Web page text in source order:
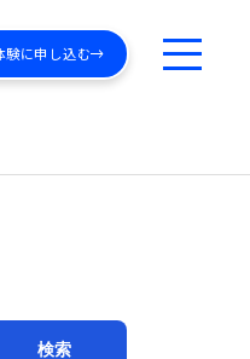
験に申し込む